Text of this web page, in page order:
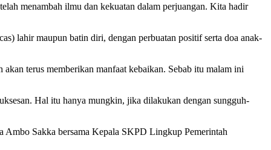
menambah ilmu dan kekuatan dalam perjuangan. Kita hadir
lahir maupun batin diri, dengan perbuatan positif serta doa anak-
terus memberikan manfaat kebaikan. Sebab itu malam ini
Hal itu hanya mungkin, jika dilakukan dengan sungguh-
Ambo Sakka bersama Kepala SKPD Lingkup Pemerintah